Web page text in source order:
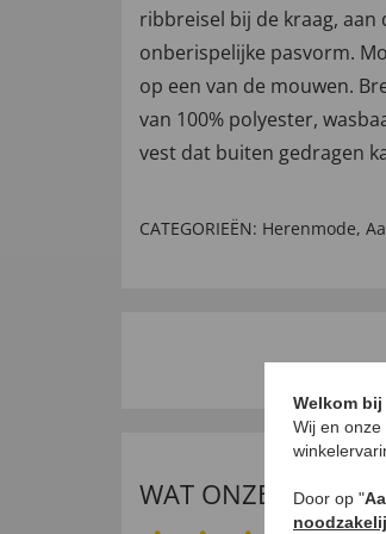
ribbreisel bij de kraag,
onberispelijke pasvorm.
op een van de mouwen.
van 100% polyester,
vest dat buiten gedragen
CATEGORIEËN: Herenmode,
WAT ONZE
Welkom bij
Wij en
Door op "